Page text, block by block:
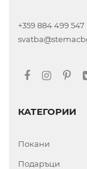
+359 884 499 547
КАТЕГОРИИ
Покани
Подаръци